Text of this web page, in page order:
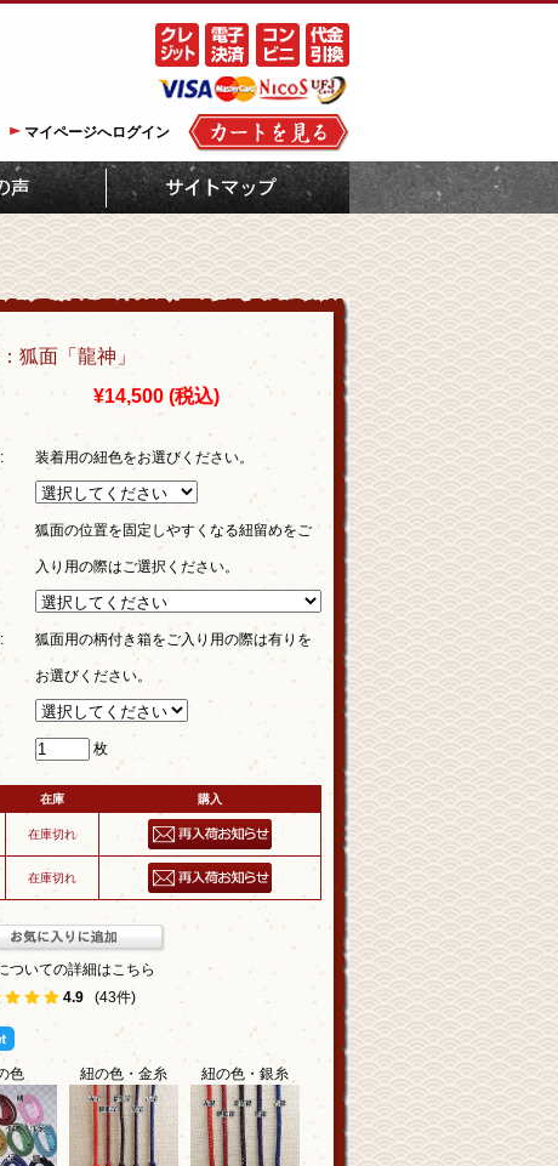
マイページへログイン
狐面「龍神」
¥14,500 (税込)
装着用の紐色をお選びください。
狐面の位置を固定しやすくなる紐留めをご
入り用の際はご選択ください。
狐面用の柄付き箱をご入り用の際は有りを
お選びください。
枚
在庫 購入
在庫切れ
在庫切れ
ついての詳細はこちら
4.9
(43件)
色 紐の色・金糸 紐の色・銀糸